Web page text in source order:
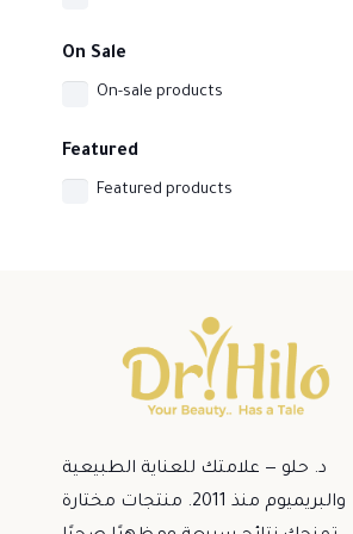
On Sale
On-sale products
Featured
Featured products
د. حلو — علامتك للعناية الطبيعية
والبريميوم منذ 2011. منتجات مختارة